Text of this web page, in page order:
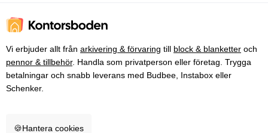
Vi erbjuder allt från arkivering & förvaring till block & blanketter och
pennor & tillbehör. Handla som privatperson eller företag. Trygga
betalningar och snabb leverans med Budbee, Instabox eller
Schenker.
🍪Hantera cookies